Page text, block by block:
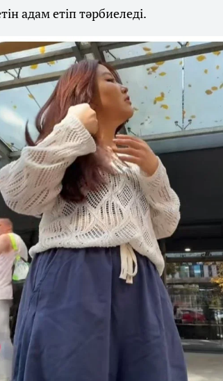
адам етіп тәрбиеледі.